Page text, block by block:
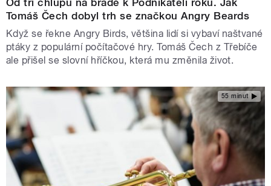
Tomáš Čech dobyl trh se značkou Angry Beards
Když se řekne Angry Birds, většina lidí si vybaví naštvané
ptáky z populární počítačové hry. Tomáš Čech z Třebíče
ale přišel se slovní hříčkou, která mu změnila život.
55 minut